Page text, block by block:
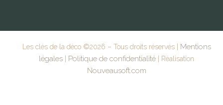
Les clés de la déco ©2026 – Tous droits réservés | Mentions
légales
Politique de confidentialité | Réalisation
Nouveausoft.com